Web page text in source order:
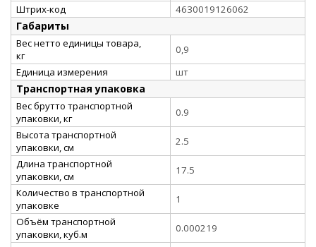
Штрих-код
4630019126062
Габариты
Вес нетто единицы товара,
кг
0,9
Единица измерения
шт
Транспортная упаковка
Вес брутто транспортной
упаковки, кг
0.9
Высота транспортной
упаковки, см
2.5
Длина транспортной
упаковки, см
17.5
Количество в транспортной
упаковке
1
Объём транспортной
упаковки, куб.м
0.000219